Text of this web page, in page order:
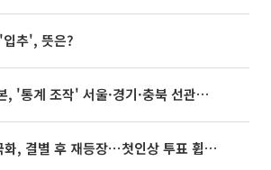
추', 뜻은?
계 조작' 서울·경기·충북 선관위 등 추가 압수수색
‘나솔사계’ 국화, 결별 후 재등장⋯첫인상 투표 휩쓸고 ‘인기녀’ 등극